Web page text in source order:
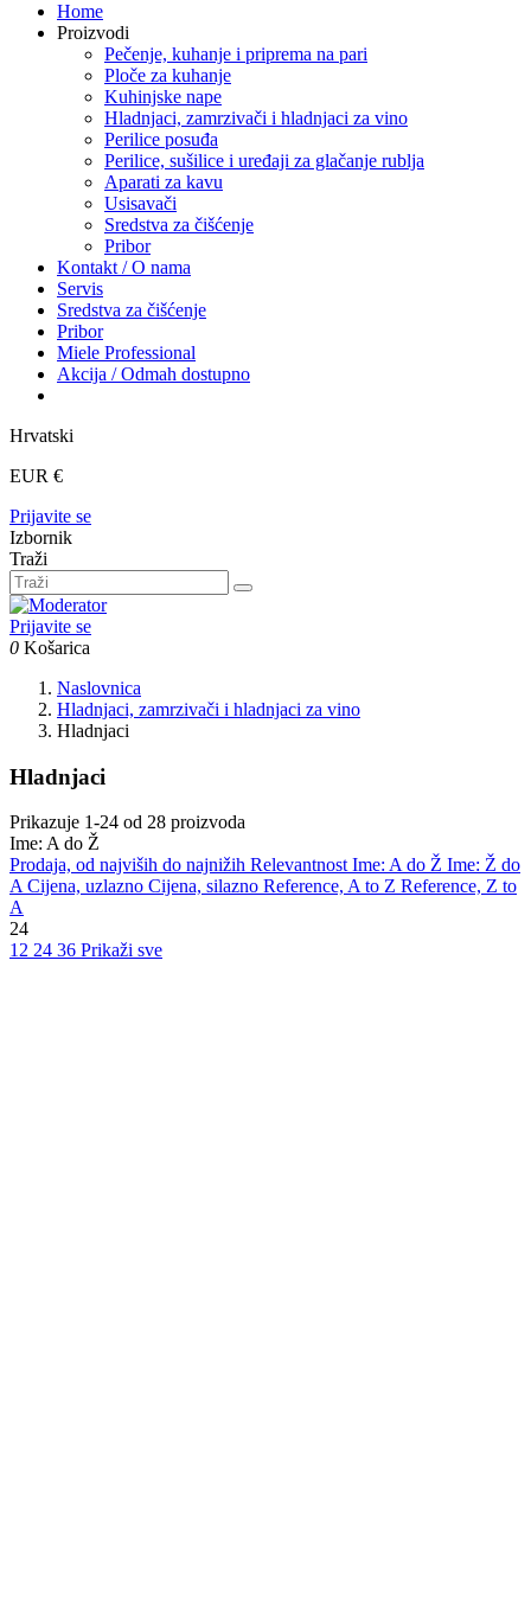
Home
Proizvodi
Pečenje, kuhanje i priprema na pari
Ploče za kuhanje
Kuhinjske nape
Hladnjaci, zamrzivači i hladnjaci za vino
Perilice posuđa
Perilice, sušilice i uređaji za glačanje rublja
Aparati za kavu
Usisavači
Sredstva za čišćenje
Pribor
Kontakt / O nama
Servis
Sredstva za čišćenje
Pribor
Miele Professional
Akcija / Odmah dostupno
Hrvatski
EUR €
Prijavite se
Izbornik
Traži
Prijavite se
0 Košarica
Naslovnica
Hladnjaci, zamrzivači i hladnjaci za vino
Hladnjaci
Hladnjaci
Prikazuje 1-24 od 28 proizvoda
Ime: A do Ž
Prodaja, od najviših do najnižih RelevantnostIme: A do Ž Ime: Ž do
ACijena, uzlazno Cijena, silazno Reference, A to Z Reference, Z to
A
24
12 24 36 Prikaži sve